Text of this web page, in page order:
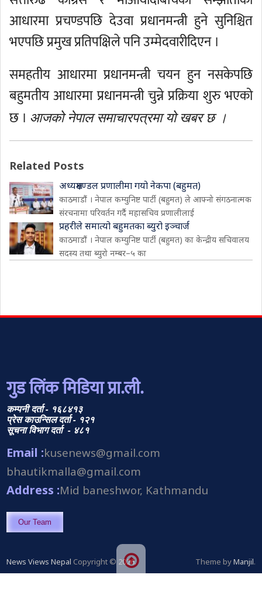
आधारमा प्रचण्डपछि देउवा प्रधानमन्त्री हुने सुनिश्चित
भएपछि प्रमुख प्रतिपक्षिले पनि उम्मेदवारीदिएन ।
समहतीय आधारमा प्रधानमन्त्री चयन हुन नसकेपछि
बहुमतीय आधारमा प्रधानमन्त्री चुन्ने प्रक्रिया शुरु भएको
छ । आजको नेपाल समाचारपत्रमा यो खबर छ ।
Related Posts
अध्यक्षमण्डल प्रणालीमा गयो नेकपा (बहुमत)
काठमाडौं । नेपाल कम्युनिष्ट पार्टी (बहुमत) ले आफ्नो संगठनात्मक
संरचनामा परिवर्तन गर्दै महासचिव प्रणालीलाई
प्रहरीले समात्यो बहुमतका ब्युरो इञ्चार्ज
काठमाडौं । नेपाल कम्युनिष्ट पार्टी (बहुमत) का केन्द्रीय सचिवालय
सदस्य तथा ब्युरो नम्बर–५ का
गुड लिंक मिडिया प्रा.ली.
कम्पनी दर्ता - १६८४१३
प्रेस काउन्सिल दर्ता - १२१
सूचना विभाग दर्ता - ४८१
Email :kusenews@gmail.com
bhautikmalla@gmail.com
Address :Mid baneshwor, Kathmandu
Our Team
News Views Nepal Copyright © 2026. Theme byManjil.